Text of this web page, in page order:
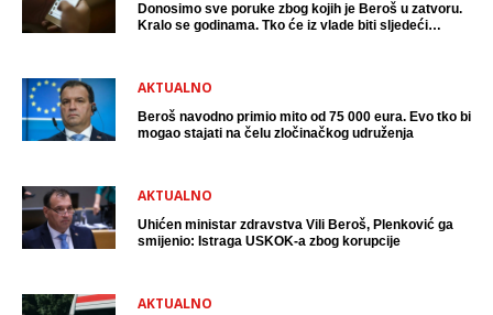
Donosimo sve poruke zbog kojih je Beroš u zatvoru.
Kralo se godinama. Tko će iz vlade biti sljedeći
AKTUALNO
Beroš navodno primio mito od 75 000 eura. Evo tko bi
mogao stajati na čelu zločinačkog udruženja
AKTUALNO
Uhićen ministar zdravstva Vili Beroš, Plenković ga
smijenio: Istraga USKOK-a zbog korupcije
AKTUALNO